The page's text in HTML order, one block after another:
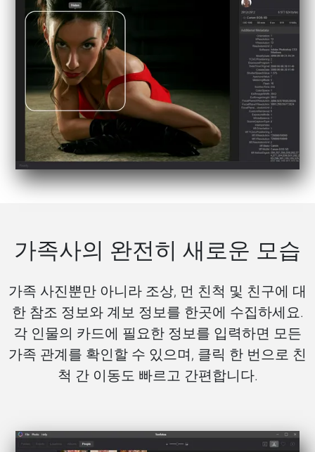
가족사의 완전히 새로운 모습
가족 사진뿐만 아니라 조상, 먼 친척 및 친구에 대
한 참조 정보와 계보 정보를 한곳에 수집하세요.
각 인물의 카드에 필요한 정보를 입력하면 모든
가족 관계를 확인할 수 있으며, 클릭 한 번으로 친
척 간 이동도 빠르고 간편합니다.